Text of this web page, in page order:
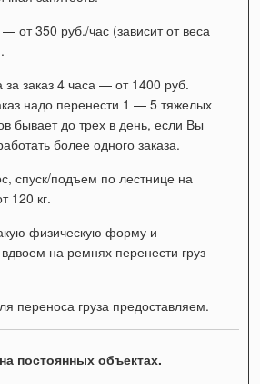
от 350 руб./час (зависит от веса
заказ 4 часа — от 1400 руб.
надо перенести 1 — 5 тяжелых
бывает до трех в день, если Вы
более одного заказа.
спуск/подъем по лестнице на
120 кг.
физическую форму и
на ремнях перенести груз
переноса груза предоставляем.
постоянных объектах.